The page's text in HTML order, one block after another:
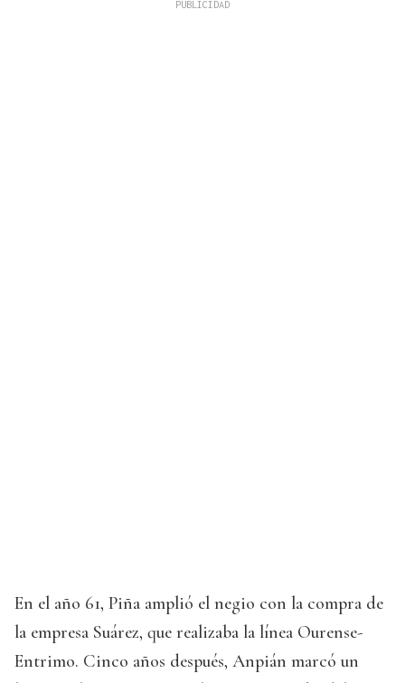
En el año 61, Piña amplió el negio con la compra de
la empresa Suárez, que realizaba la línea Ourense-
Entrimo. Cinco años después, Anpián marcó un